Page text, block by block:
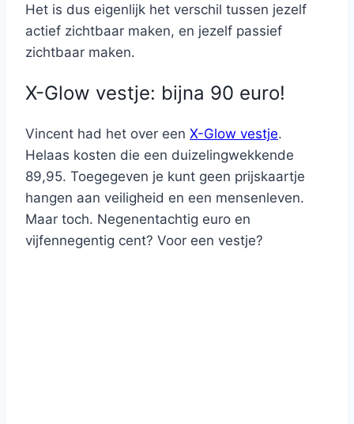
Het is dus eigenlijk het verschil tussen jezelf
actief zichtbaar maken, en jezelf passief
zichtbaar maken.
X-Glow vestje: bijna 90 euro!
Vincent had het over een X-Glow vestje.
Helaas kosten die een duizelingwekkende
89,95. Toegegeven je kunt geen prijskaartje
hangen aan veiligheid en een mensenleven.
Maar toch. Negenentachtig euro en
vijfennegentig cent? Voor een vestje?